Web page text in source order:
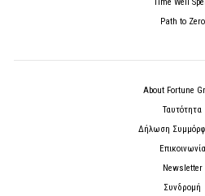
Path to Zero
About Fortune
Ταυτότητα
Δήλωση
Επικοινωνία
Newsletter
Συνδρομή